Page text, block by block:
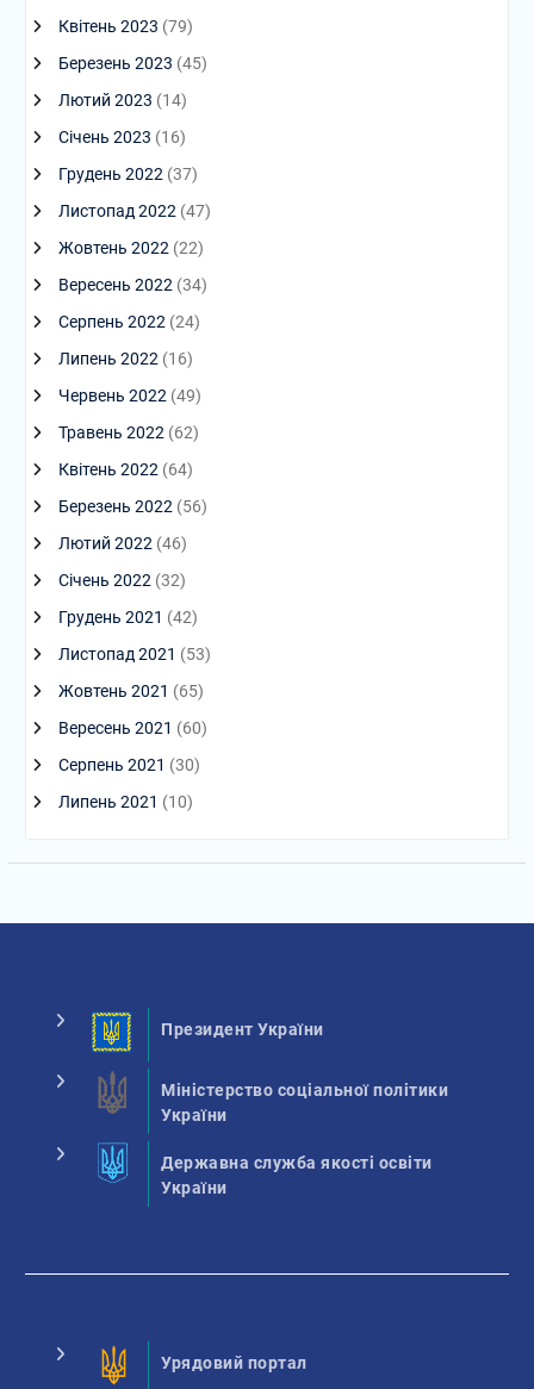
Квітень 2023 (79)
Березень 2023 (45)
Лютий 2023 (14)
Січень 2023 (16)
Грудень 2022 (37)
Листопад 2022 (47)
Жовтень 2022 (22)
Вересень 2022 (34)
Серпень 2022 (24)
Липень 2022 (16)
Червень 2022 (49)
Травень 2022 (62)
Квітень 2022 (64)
Березень 2022 (56)
Лютий 2022 (46)
Січень 2022 (32)
Грудень 2021 (42)
Листопад 2021 (53)
Жовтень 2021 (65)
Вересень 2021 (60)
Серпень 2021 (30)
Липень 2021 (10)
Президент України
Міністерство соціальної політики
України
Державна служба якості освіти
України
Урядовий портал